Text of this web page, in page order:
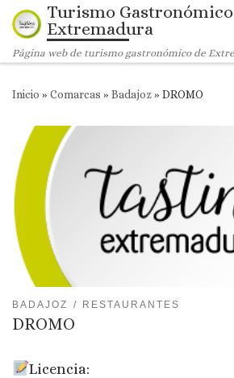
Saltar al contenido
Turismo Gastronómico
Extremadura
Página web de turismo gastronómico de
Inicio » Comarcas » Badajoz» DROMO
BADAJOZ RESTAURANTES
DROMO
Licencia: